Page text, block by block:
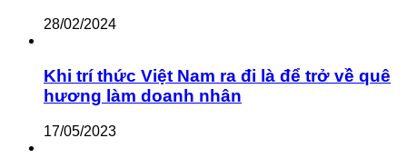
28/02/2024
Khi trí thức Việt Nam ra đi là để trở về quê
hương làm doanh nhân
17/05/2023